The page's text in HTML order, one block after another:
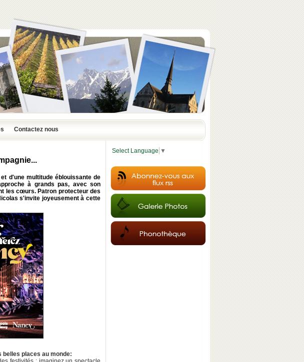
Contactez nous
d'une multitude éblouissante de
à grands pas, avec son
les cœurs. Patron protecteur des
s'invite joyeusement à cette
belles places au monde:
Select Language ▼